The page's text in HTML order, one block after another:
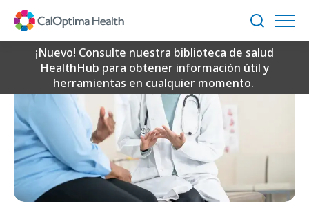
Content
Buscar
¡Nuevo! Consulte nuestra biblioteca de salud
HealthHub para obtener información útil y
herramientas en cualquier momento.